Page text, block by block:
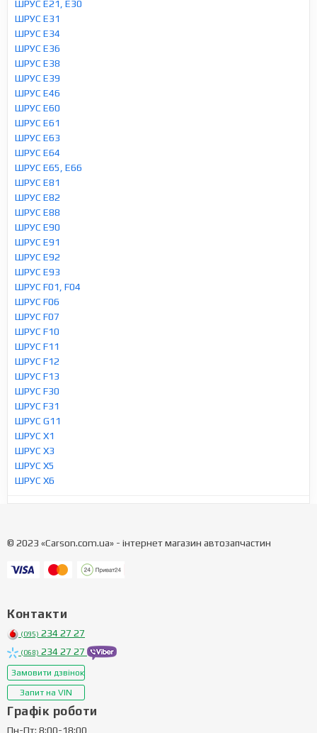
ШРУС E21, E30
ШРУС E31
ШРУС E34
ШРУС E36
ШРУС E38
ШРУС E39
ШРУС E46
ШРУС E60
ШРУС E61
ШРУС E63
ШРУС E64
ШРУС E65, E66
ШРУС E81
ШРУС E82
ШРУС E88
ШРУС E90
ШРУС E91
ШРУС E92
ШРУС E93
ШРУС F01, F04
ШРУС F06
ШРУС F07
ШРУС F10
ШРУС F11
ШРУС F12
ШРУС F13
ШРУС F30
ШРУС F31
ШРУС G11
ШРУС X1
ШРУС X3
ШРУС X5
ШРУС X6
© 2023 «Carson.com.ua» - інтернет магазин автозапчастин
Контакти
(095) 234 27 27
(068) 234 27 27
Замовити дзвінок
Запит на VIN
Графік роботи
Пн-Пт: 8:00-18:00